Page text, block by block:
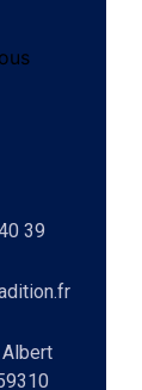
39